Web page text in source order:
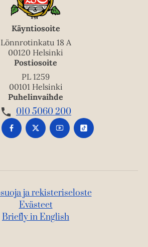
Käyntiosoite
Lönnrotinkatu 18 A
00120 Helsinki
Postiosoite
PL 1259
00101 Helsinki
Puhelinvaihde
010 5060 200
ja rekisteriseloste
Evästeet
Briefly in English